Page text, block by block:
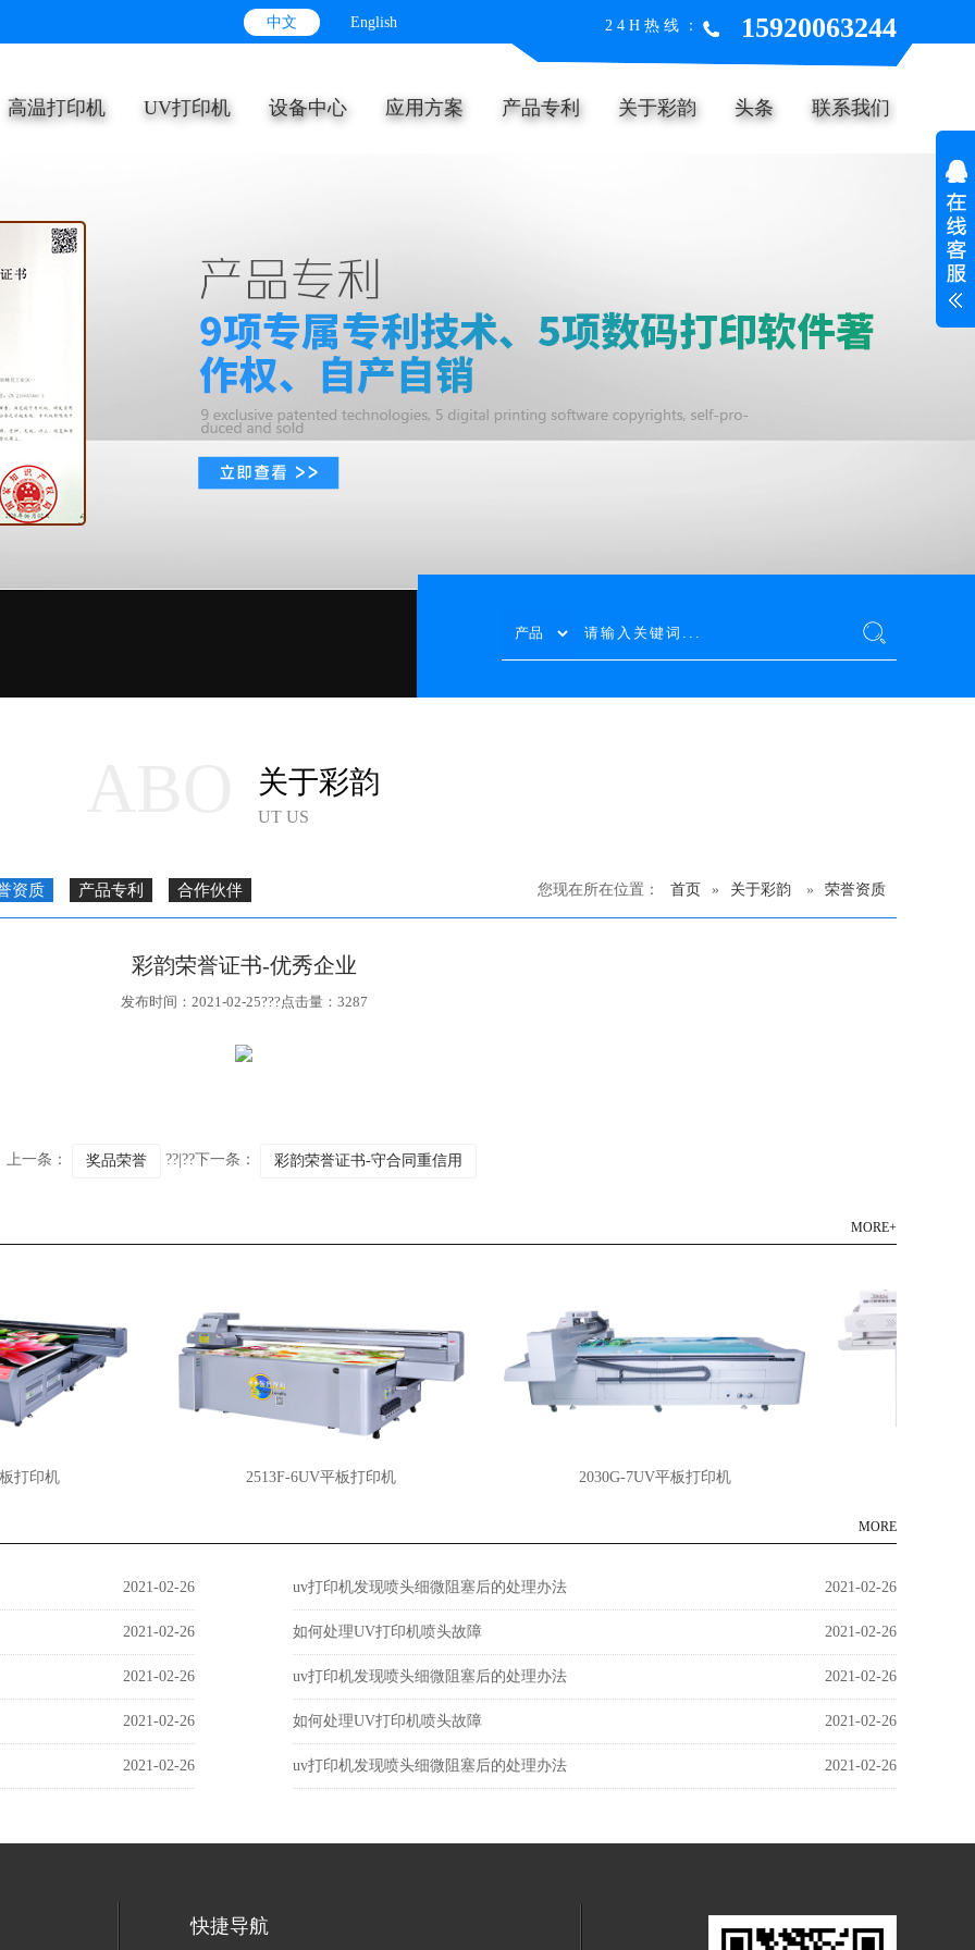
中文 English 24H热线： 15920063244
高温打印机 UV打印机 设备中心 应用方案 产品专利 关于彩韵 头条 联系我们
关于彩韵
UT US
资质 产品专利 合作伙伴 您现在所在位置： 首页 » 关于彩韵 » 荣誉资质
彩韵荣誉证书-优秀企业
发布时间：2021-02-25???点击量：3287
上一条： 奖品荣誉 ??|??下一条： 彩韵荣誉证书-守合同重信用
MORE+
印机 2513F-6UV平板打印机 2030G-7UV平板打印机
MORE
2021-02-26 uv打印机发现喷头细微阻塞后的处理办法 2021-02-26
2021-02-26 如何处理UV打印机喷头故障 2021-02-26
2021-02-26 uv打印机发现喷头细微阻塞后的处理办法 2021-02-26
2021-02-26 如何处理UV打印机喷头故障 2021-02-26
2021-02-26 uv打印机发现喷头细微阻塞后的处理办法 2021-02-26
快捷导航